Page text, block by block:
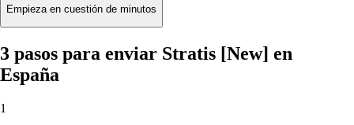
Empieza en cuestión de minutos
3 pasos para enviar Stratis [New] en
España
1